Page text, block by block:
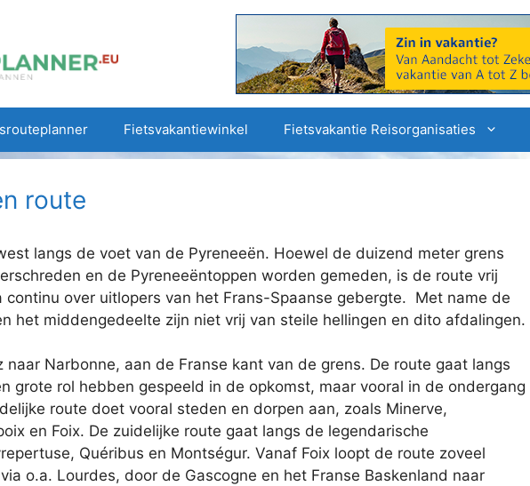
Fietsvakantiewinkel Fietsvakantie Reisorganisaties
route
langs de voet van de Pyreneeën. Hoewel de duizend meter grens
en de Pyreneeëntoppen worden gemeden, is de route vrij
over uitlopers van het Frans-Spaanse gebergte. Met name de
het middengedeelte zijn niet vrij van steile hellingen en dito afdalingen.
naar Narbonne, aan de Franse kant van de grens. De route gaat langs
grote rol hebben gespeeld in de opkomst, maar vooral in de ondergang
route doet vooral steden en dorpen aan, zoals Minerve,
en Foix. De zuidelijke route gaat langs de legendarische
Quéribus en Montségur. Vanaf Foix loopt de route zoveel
o.a. Lourdes, door de Gascogne en het Franse Baskenland naar